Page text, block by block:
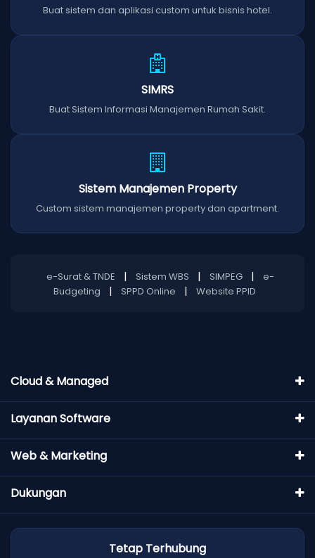
Buat sistem dan aplikasi custom untuk bisnis hotel.
SIMRS
Buat Sistem Informasi Manajemen Rumah Sakit.
Sistem Manajemen Property
Custom sistem manajemen property dan apartment.
e-Surat & TNDE | Sistem WBS | SIMPEG |
e-
Budgeting
| SPPD Online | Website PPID
Cloud & Managed
Layanan Software
Web & Marketing
Dukungan
Tetap Terhubung